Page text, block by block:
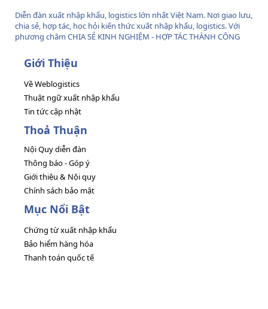
Diễn đàn xuất nhập khẩu, logistics lớn nhất Việt Nam. Nơi giao lưu,
chia sẻ, hợp tác, học hỏi kiến thức xuất nhập khẩu, logistics. Với
phương châm CHIA SẺ KINH NGHIỆM - HỢP TÁC THÀNH CÔNG
Giới Thiệu
Về Weblogistics
Thuật ngữ xuất nhập khẩu
Tin tức cập nhật
Thoả Thuận
Nội Quy diễn đàn
Thông báo - Góp ý
Giới thiệu & Nội quy
Chính sách bảo mật
Mục Nổi Bật
Chứng từ xuất nhập khẩu
Bảo hiểm hàng hóa
Thanh toán quốc tế